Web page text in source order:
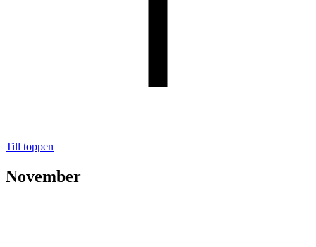
Till toppen
November